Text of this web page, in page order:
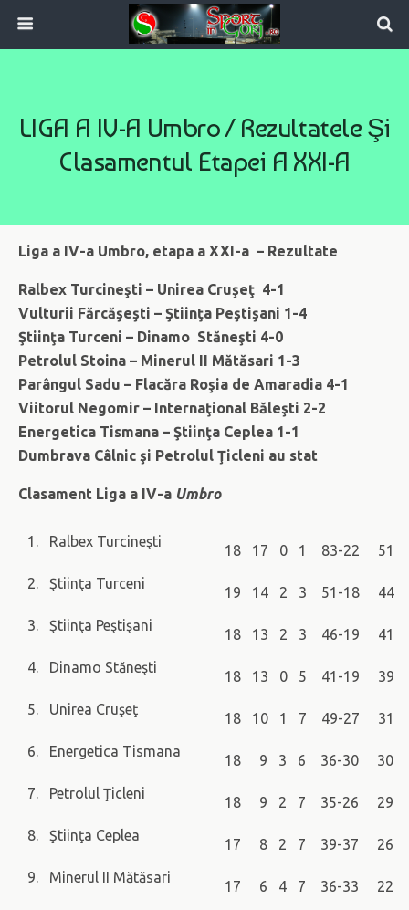
LIGA A IV-A Umbro / Rezultatele Şi
Clasamentul Etapei A XXI-A
Liga a IV-a Umbro, etapa a XXI-a – Rezultate
Ralbex Turcineşti – Unirea Cruşeţ 4-1
Vulturii Fărcăşeşti – Ştiinţa Peştişani 1-4
Ştiinţa Turceni – Dinamo Stăneşti 4-0
Petrolul Stoina – Minerul II Mătăsari 1-3
Parângul Sadu – Flacăra Roşia de Amaradia 4-1
Viitorul Negomir – Internaţional Băleşti 2-2
Energetica Tismana – Ştiinţa Ceplea 1-1
Dumbrava Câlnic şi Petrolul Ţicleni au stat
Clasament Liga a IV-a Umbro
1. Ralbex Turcineşti
18 17 0 1 83-22 51
2. Ştiinţa Turceni
19 14 2 3 51-18 44
3. Ştiinţa Peştişani
18 13 2 3 46-19 41
4. Dinamo Stăneşti
18 13 0 5 41-19 39
5. Unirea Cruşeţ
18 10 1 7 49-27 31
6. Energetica Tismana
18 9 3 6 36-30 30
7. Petrolul Ţicleni
18 9 2 7 35-26 29
8. Ştiinţa Ceplea
17 8 2 7 39-37 26
9. Minerul II Mătăsari
17 6 4 7 36-33 22